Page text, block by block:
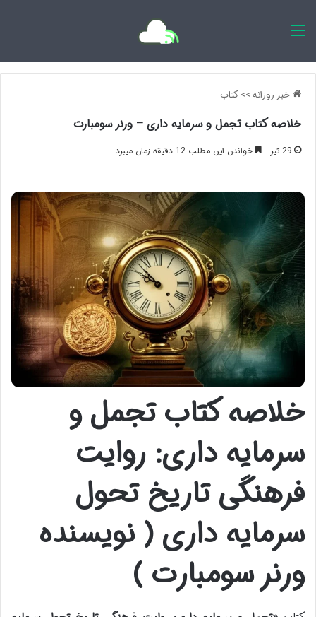
خبر روزانه>>کتاب
خلاصه کتاب تجمل و سرمایه داری – ورنر سومبارت
29 تیر خواندن این مطلب 12 دقیقه زمان میبرد
خلاصه کتاب تجمل و
سرمایه داری: روایت
فرهنگی تاریخ تحول
سرمایه داری ( نویسنده
ورنر سومبارت )